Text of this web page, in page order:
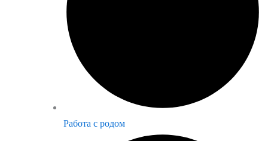
Работа с родом